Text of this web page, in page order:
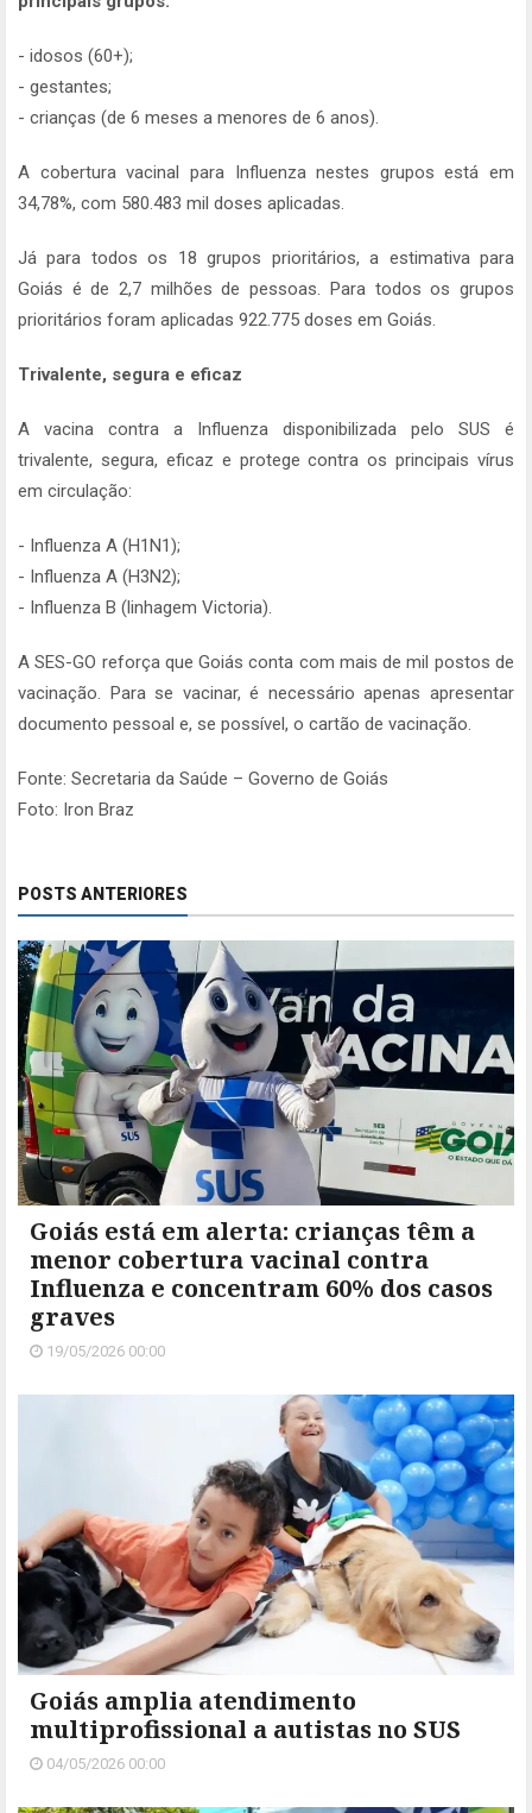
- idosos (60+);
- gestantes;
- crianças (de 6 meses a menores de 6 anos).
A cobertura vacinal para Influenza nestes grupos está em
34,78%, com 580.483 mil doses aplicadas.
Já para todos os 18 grupos prioritários, a estimativa para
Goiás é de 2,7 milhões de pessoas. Para todos os grupos
prioritários foram aplicadas 922.775 doses em Goiás.
Trivalente, segura e eficaz
A vacina contra a Influenza disponibilizada pelo SUS é
trivalente, segura, eficaz e protege contra os principais vírus
em circulação:
- Influenza A (H1N1);
- Influenza A (H3N2);
- Influenza B (linhagem Victoria).
A SES-GO reforça que Goiás conta com mais de mil postos de
vacinação. Para se vacinar, é necessário apenas apresentar
documento pessoal e, se possível, o cartão de vacinação.
Fonte: Secretaria da Saúde – Governo de Goiás
Foto: Iron Braz
POSTS ANTERIORES
Goiás está em alerta: crianças têm a
menor cobertura vacinal contra
Influenza e concentram 60% dos casos
graves
19/05/2026 00:00
Goiás amplia atendimento
multiprofissional a autistas no SUS
04/05/2026 00:00